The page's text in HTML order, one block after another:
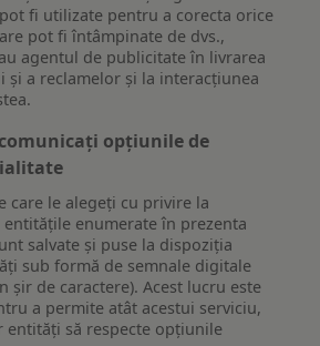
fi utilizate pentru a corecta orice
pot fi întâmpinate de dvs.,
agentul de publicitate în livrarea
și a reclamelor și la interacțiunea
opțiunile de
care le alegeți cu privire la
enumerate în prezenta
salvate și puse la dispoziția
sub formă de semnale digitale
șir de caractere). Acest lucru este
a permite atât acestui serviciu,
entități să respecte opțiunile